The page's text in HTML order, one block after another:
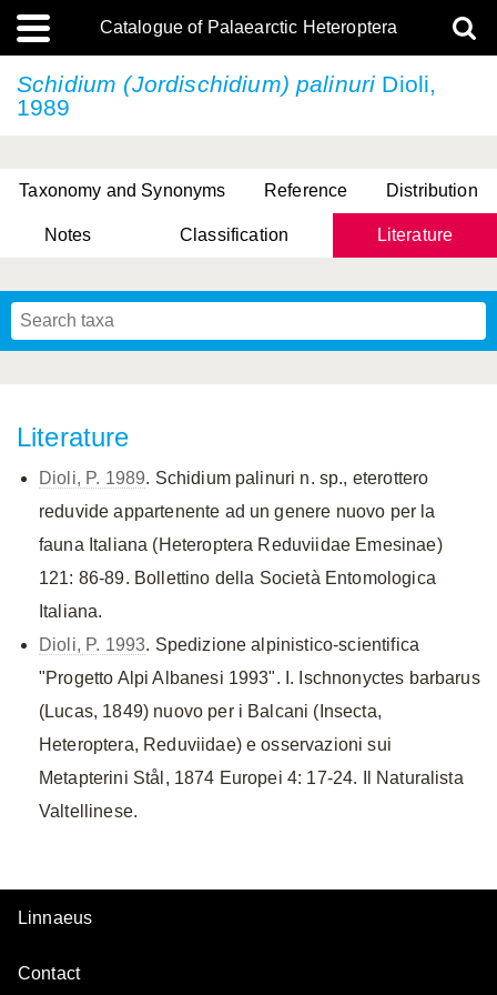
Catalogue of Palaearctic Heteroptera
Schidium (Jordischidium) palinuri Dioli,
1989
Taxonomy and Synonyms Reference Distribution
Notes Classification Literature
Literature
Dioli, P. 1989. Schidium palinuri n. sp., eterottero
reduvide appartenente ad un genere nuovo per la
fauna Italiana (Heteroptera Reduviidae Emesinae)
121: 86-89. Bollettino della Società Entomologica
Italiana.
Dioli, P. 1993. Spedizione alpinistico-scientifica
"Progetto Alpi Albanesi 1993". I. Ischnonyctes barbarus
(Lucas, 1849) nuovo per i Balcani (Insecta,
Heteroptera, Reduviidae) e osservazioni sui
Metapterini Stål, 1874 Europei 4: 17-24. Il Naturalista
Valtellinese.
Linnaeus
Contact